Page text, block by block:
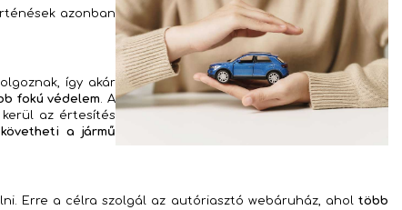
azonban
így akár
fokú védelem. A
az értesítés
a jármű
Erre a célra szolgál az autóriasztó webáruház, aholtöbb